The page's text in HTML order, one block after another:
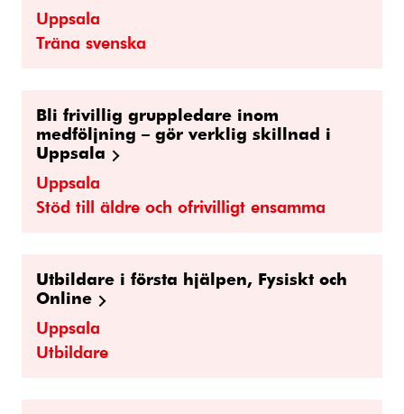
Uppsala
Träna svenska
Bli frivillig gruppledare inom
medföljning – gör verklig skillnad i
Uppsala
Uppsala
Stöd till äldre och ofrivilligt ensamma
Utbildare i första hjälpen, Fysiskt och
Online
Uppsala
Utbildare